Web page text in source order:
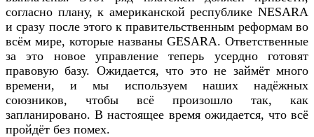
согласно плану, к американской республике NESARA
и сразу после этого к правительственным реформам во
всём мире, которые названы GESARA. Ответственные
за это новое управление теперь усердно готовят
правовую базу. Ожидается, что это не займёт много
времени, и мы используем наших надёжных
союзников, чтобы всё произошло так, как
запланировано. В настоящее время ожидается, что всё
пройдёт без помех.